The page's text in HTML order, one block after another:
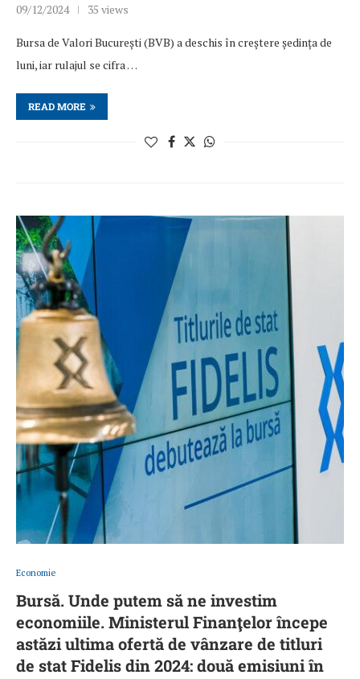
09/12/2024 35 views
Bursa de Valori București (BVB) a deschis în creștere ședința de
luni, iar rulajul se cifra …
READ MORE
Economie
Bursă. Unde putem să ne investim
economiile. Ministerul Finanţelor începe
astăzi ultima ofertă de vânzare de titluri
de stat Fidelis din 2024: două emisiuni în